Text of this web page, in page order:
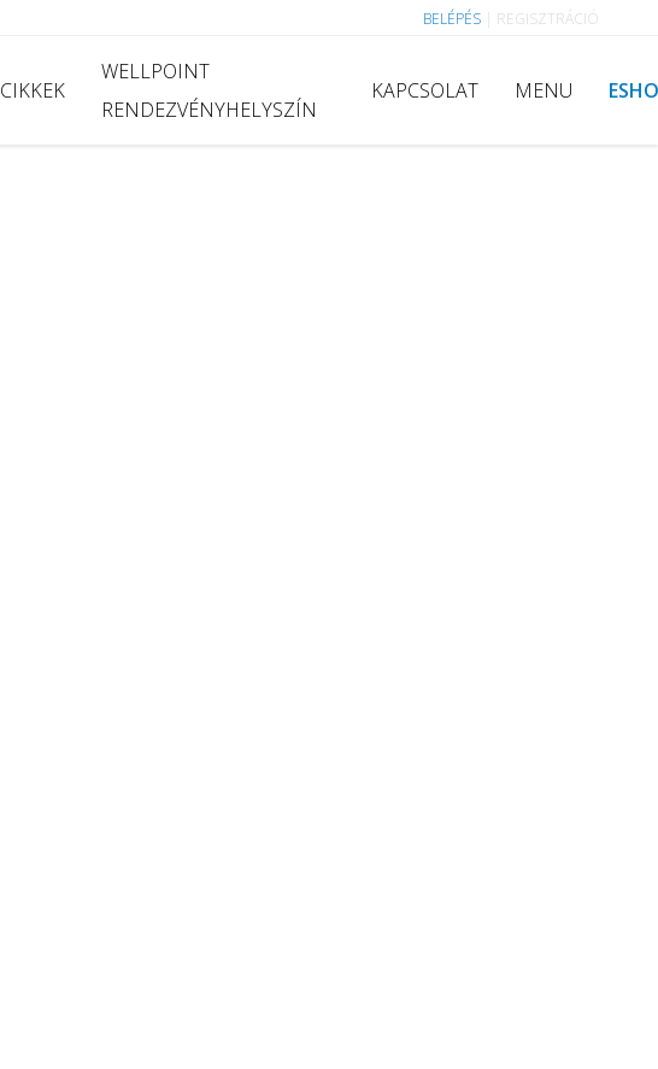
BELÉPÉS REGISZTRÁCIÓ
CIKKEK
WELLPOINT
RENDEZVÉNYHELYSZÍN
KAPCSOLAT MENU